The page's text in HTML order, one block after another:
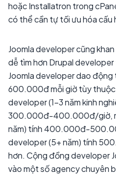
hoặc Installatron trong
có thể cần tự tối ưu hóa cấu
Joomla developer cũng
dễ tìm hơn Drupal
Joomla developer dao
600.000đ mỗi giờ tùy thuộc
developer (1-3 năm kinh
300.000đ-400.000đ/giờ,
năm) tính 400.000đ-
developer (5+ năm) tính
hơn. Cộng đồng developer
vào một số agency chuyên